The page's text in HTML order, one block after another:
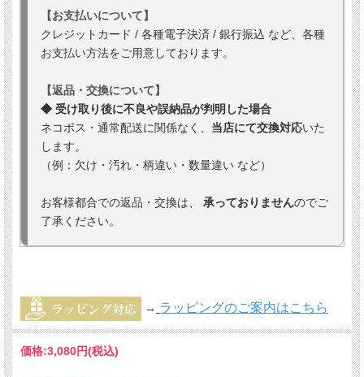
【お支払いについて】
クレジットカード / 各種電子決済 / 銀行振込 など、各種
お支払い方法をご用意しております。
【返品・交換について】
◆ 受け取り後に不良や誤納品が判明した場合
ネコポス・通常配送に関係なく、 当店にて交換対応いた
します。
（例：欠け・汚れ・柄違い・数量違い など）
お客様都合での返品・交換は、 承っておりませんのでご
了承ください。
→ ラッピングのご案内はこちら
価格:3,080円(税込)